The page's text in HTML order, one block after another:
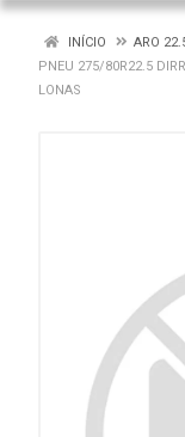
INÍCIO ARO
PNEU 275/80R22.5
LONAS